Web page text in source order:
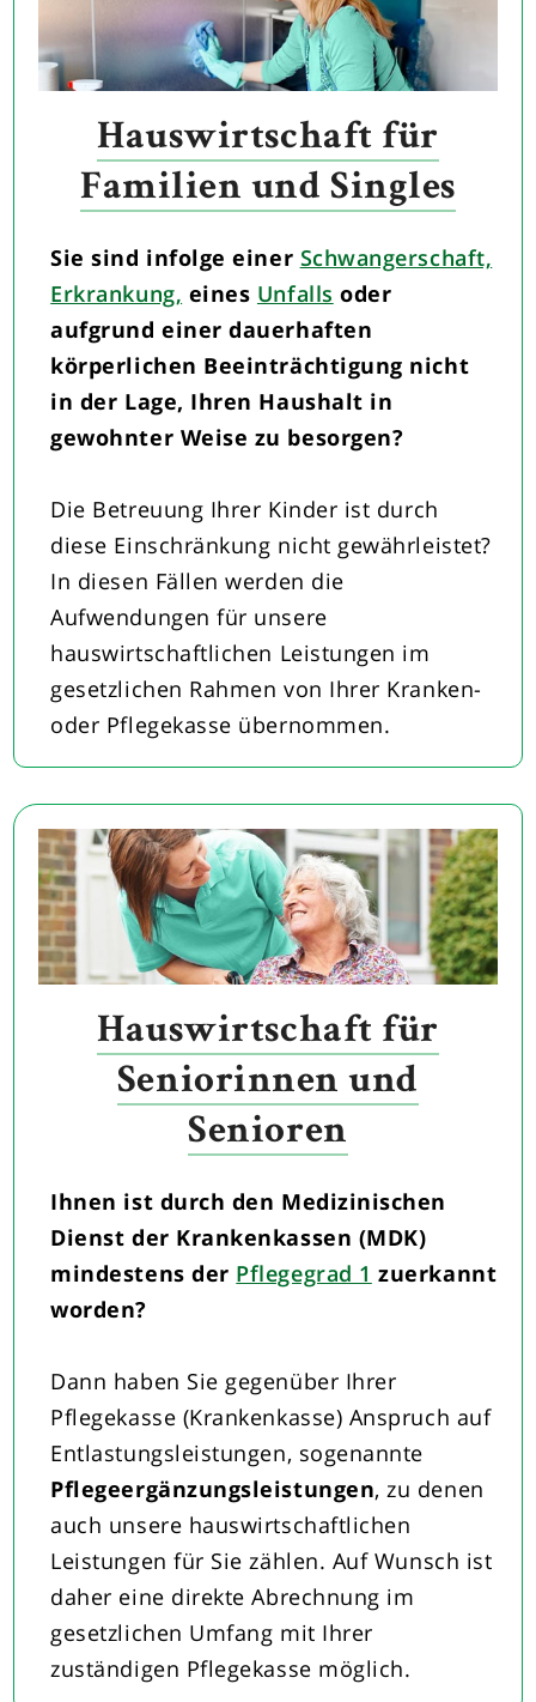
Hauswirtschaft für
Familien und Singles
Sie sind infolge einer Schwangerschaft,
Erkrankung, eines Unfalls oder
aufgrund einer dauerhaften
körperlichen Beeinträchtigung nicht
in der Lage, Ihren Haushalt in
gewohnter Weise zu besorgen?
Die Betreuung Ihrer Kinder ist durch
diese Einschränkung nicht gewährleistet?
In diesen Fällen werden die
Aufwendungen für unsere
hauswirtschaftlichen Leistungen im
gesetzlichen Rahmen von Ihrer Kranken-
oder Pflegekasse übernommen.
Hauswirtschaft für
Seniorinnen und
Senioren
Ihnen ist durch den Medizinischen
Dienst der Krankenkassen (MDK)
mindestens der Pflegegrad 1 zuerkannt
worden?
Dann haben Sie gegenüber Ihrer
Pflegekasse (Krankenkasse) Anspruch auf
Entlastungsleistungen, sogenannte
Pflegeergänzungsleistungen, zu denen
auch unsere hauswirtschaftlichen
Leistungen für Sie zählen. Auf Wunsch ist
daher eine direkte Abrechnung im
gesetzlichen Umfang mit Ihrer
zuständigen Pflegekasse möglich.